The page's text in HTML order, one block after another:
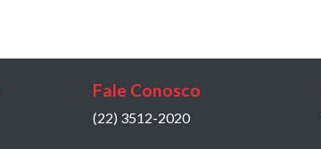
Fale Conosco
(22) 3512-2020